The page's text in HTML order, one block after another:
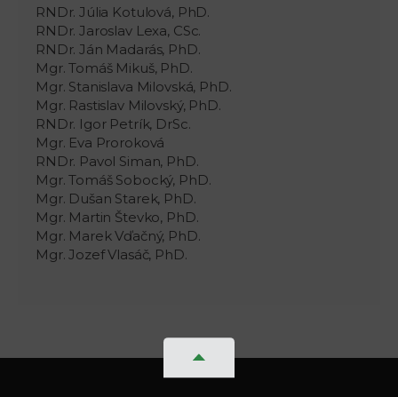
RNDr. Júlia Kotulová, PhD.
RNDr. Jaroslav Lexa, CSc.
RNDr. Ján Madarás, PhD.
Mgr. Tomáš Mikuš, PhD.
Mgr. Stanislava Milovská, PhD.
Mgr. Rastislav Milovský, PhD.
RNDr. Igor Petrík, DrSc.
Mgr. Eva Proroková
RNDr. Pavol Siman, PhD.
Mgr. Tomáš Sobocký, PhD.
Mgr. Dušan Starek, PhD.
Mgr. Martin Števko, PhD.
Mgr. Marek Vďačný, PhD.
Mgr. Jozef Vlasáč, PhD.